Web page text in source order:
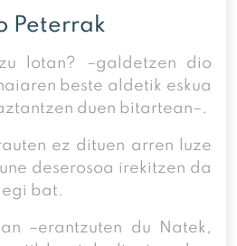
Peterrak
lotan? –galdetzen dio
beste aldetik eskua
duen bitartean–.
ez dituen arren luze
deserosoa irekitzen da
bat.
–erantzuten du Natek,